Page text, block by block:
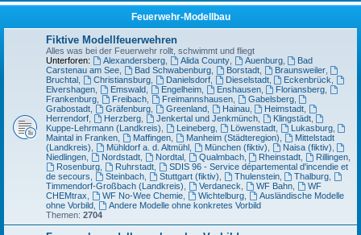
Feuerwehr-Modellbau
Fiktive Modellfeuerwehren
Alles was bei der Feuerwehr rollt, schwimmt und fliegt
Unterforen:
Alexandersberg, Alida County, Auenburg,
Bad
Carstenau am See
Bad Schwabenburg, Borstadt, Braunsweiler,
Bruchtal
Christiansburg, Danielsdorf, Dieselstadt, Eckenbrück
Elvershagen
Emswald, Engelheim, Enshausen, Floriansberg
Frankenburg
Freibach, Freimannshausen, Gabelsberg,
Grabostadt
Gräfenburg, Greenland, Hainau, Heimstadt
Herrendorf
Herzberg, Jenkertal und Jenkmünch, Klingstädt,
Kuppe-Lehrmann (Landkreis)
Leineberg, Löwenstadt, Lukasburg,
Maintal in Franken
Maffingen, Manheim (Städteregion)
Mittelstadt
(Landkreis)
Mühldorf a. d. Altmühl, München (fiktiv) Naisa (fiktiv)
Niedlingen
Nordstadt, Nordtal, Qualmbach, Rheinstadt Rillingen
Rosenburg, Ruhrstadt,
SDIS 96 - Service départemental d'incendie et
de secours
Steinbach, Stuttgart (fiktiv) Thulenstein, Thalburg
Timmendorf-Großbach (Landkreis)
Verdaneck WF Bahn,
WF
CHEMtrax
WF No-Wee Chemie, Wichtelburg,
Ausländische Modelle
ohne Vorbild
Andere Modelle ohne konkretes Vorbild
Themen: 2704